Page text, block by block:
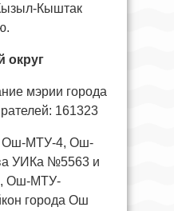
Кыштак
округ
мэрии города
161323
Ош-МТУ-4, Ош-
УИКа №5563 и
Ош-МТУ-
города Ош